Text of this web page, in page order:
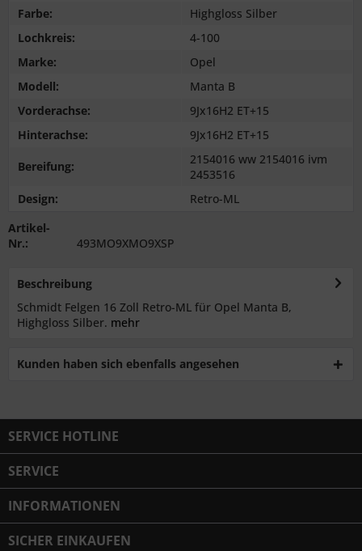
Farbe:
Highgloss Silber
Lochkreis:
4-100
Marke:
Opel
Modell:
Manta B
Vorderachse:
9Jx16H2 ET+15
Hinterachse:
9Jx16H2 ET+15
Bereifung:
2154016 ww 2154016 ivm
2453516
Design:
Retro-ML
Artikel-
Nr.:
493MO9XMO9XSP
Beschreibung
Schmidt Felgen 16 Zoll Retro-ML für Opel Manta B,
Highgloss Silber. mehr
Kunden haben sich ebenfalls angesehen
SERVICE HOTLINE
SERVICE
INFORMATIONEN
SICHER EINKAUFEN